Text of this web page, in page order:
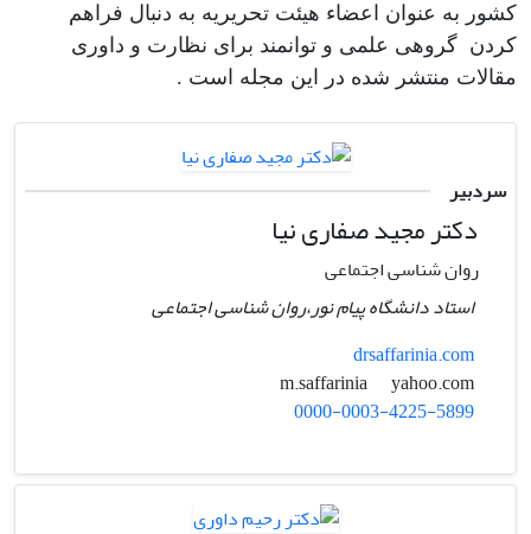
کشور به عنوان اعضاء هیئت تحریریه به دنبال فراهم
کردن گروهی علمی و توانمند برای نظارت و داوری
مقالات منتشر شده در این مجله است .
سردبیر
دکتر مجید صفاری نیا
روان شناسی اجتماعی
استاد دانشگاه پیام نور،روان شناسی اجتماعی
drsaffarinia.com
yahoo.com
0000-0003-4225-5899